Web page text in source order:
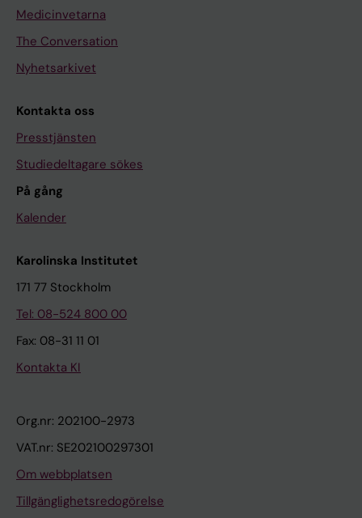
Medicinvetarna
The Conversation
Nyhetsarkivet
Kontakta oss
Presstjänsten
Studiedeltagare sökes
På gång
Kalender
Karolinska Institutet
171 77 Stockholm
Tel: 08-524 800 00
Fax: 08-31 11 01
Kontakta KI
Org.nr: 202100-2973
VAT.nr: SE202100297301
Om webbplatsen
Tillgänglighetsredogörelse